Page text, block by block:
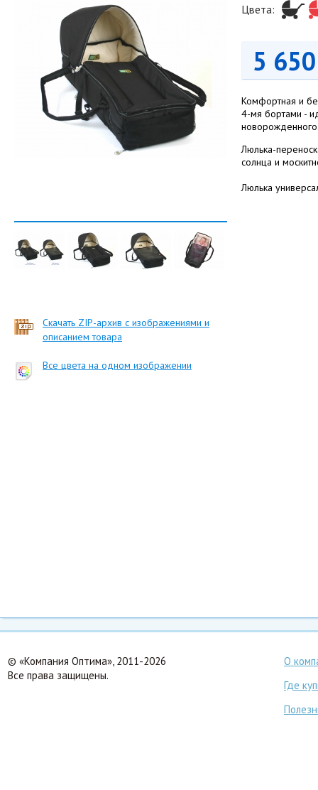
Скачать ZIP-архив с изображениями и
описанием товара
Все цвета на одном изображении
Цвета:
5
Комфортная и
4-мя бортами -
Люлька-
солнца и
Люлька
© «Компания Оптима», 2011-2026
Все права защищены.
О
Где